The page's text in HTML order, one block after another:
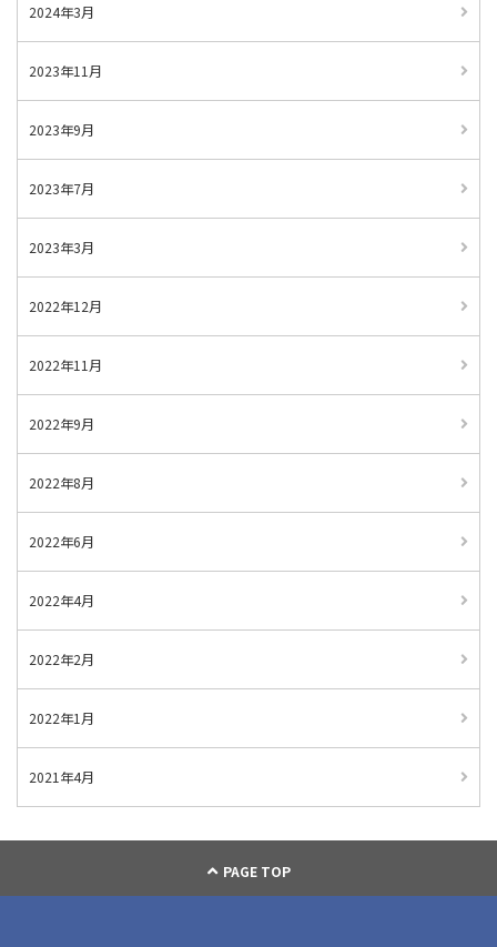
2024年3月
2023年11月
2023年9月
2023年7月
2023年3月
2022年12月
2022年11月
2022年9月
2022年8月
2022年6月
2022年4月
2022年2月
2022年1月
2021年4月
PAGE TOP